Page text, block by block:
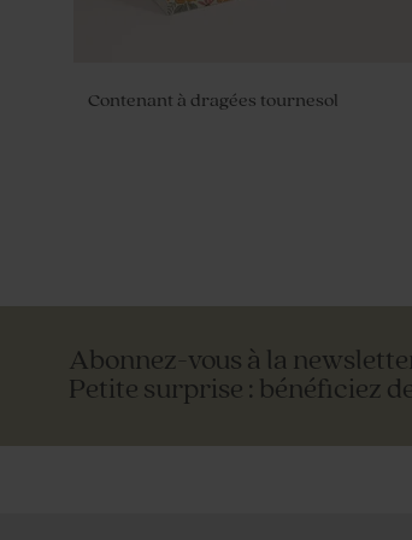
Contenant à dragées tournesol
Abonnez-vous à la
Petite surprise : bénéficiez